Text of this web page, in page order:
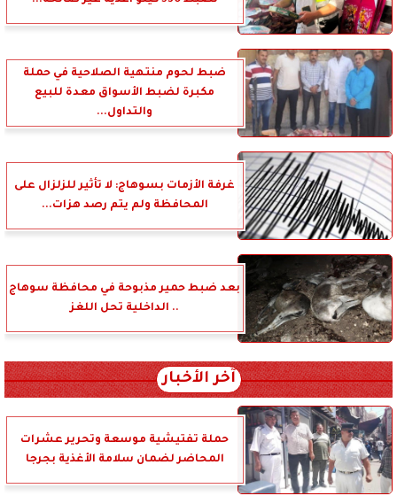
ضبط لحوم منتهية الصلاحية في حملة
مكبرة لضبط الأسواق معدة للبيع
والتداول...
غرفة الأزمات بسوهاج: لا تأثير للزلزال على
المحافظة ولم يتم رصد هزات...
بعد ضبط حمير مذبوحة في محافظة سوهاج
.. الداخلية تحل اللغز
آخر الأخبار
حملة تفتيشية موسعة وتحرير عشرات
المحاضر لضمان سلامة الأغذية بجرجا